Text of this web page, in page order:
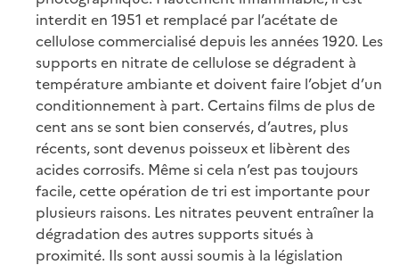
interdit en 1951 et remplacé par l’acétate de
cellulose commercialisé depuis les années 1920. Les
supports en nitrate de cellulose se dégradent à
température ambiante et doivent faire l’objet d’un
conditionnement à part. Certains films de plus de
cent ans se sont bien conservés, d’autres, plus
récents, sont devenus poisseux et libèrent des
acides corrosifs. Même si cela n’est pas toujours
facile, cette opération de tri est importante pour
plusieurs raisons. Les nitrates peuvent entraîner la
dégradation des autres supports situés à
proximité. Ils sont aussi soumis à la législation